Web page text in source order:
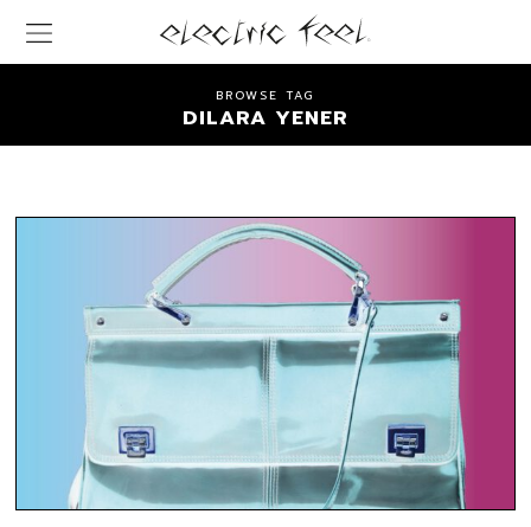
BROWSE TAG
DILARA YENER